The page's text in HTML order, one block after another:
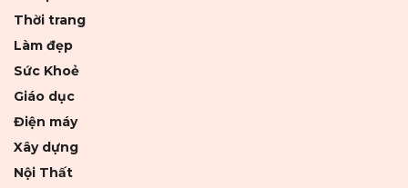
Thời trang
Làm đẹp
Sức Khoẻ
Giáo dục
Điện máy
Xây dựng
Nội Thất